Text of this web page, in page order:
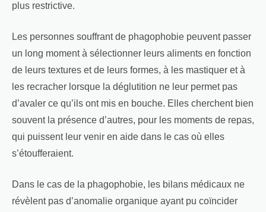
plus restrictive.
Les personnes souffrant de phagophobie peuvent passer
un long moment à sélectionner leurs aliments en fonction
de leurs textures et de leurs formes, à les mastiquer et à
les recracher lorsque la déglutition ne leur permet pas
d’avaler ce qu’ils ont mis en bouche. Elles cherchent bien
souvent la présence d’autres, pour les moments de repas,
qui puissent leur venir en aide dans le cas où elles
s’étoufferaient.
Dans le cas de la phagophobie, les bilans médicaux ne
révèlent pas d’anomalie organique ayant pu coïncider